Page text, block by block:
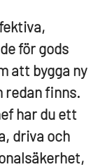
för gods
att bygga ny
redan finns.
har du ett
driva och